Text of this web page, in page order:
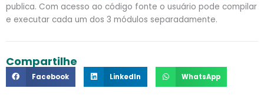
publica. Com acesso ao código fonte o usuário pode compilar
e executar cada um dos 3 módulos separadamente.
Compartilhe
Facebook LinkedIn WhatsApp